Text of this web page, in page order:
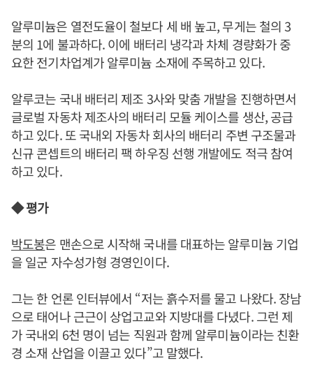
알루미늄은 열전도율이 철보다 세 배 높고, 무게는 철의 3
분의 1에 불과하다. 이에 배터리 냉각과 차체 경량화가 중
요한 전기차업계가 알루미늄 소재에 주목하고 있다.
알루코는 국내 배터리 제조 3사와 맞춤 개발을 진행하면서
글로벌 자동차 제조사의 배터리 모듈 케이스를 생산, 공급
하고 있다. 또 국내외 자동차 회사의 배터리 주변 구조물과
신규 콘셉트의 배터리 팩 하우징 선행 개발에도 적극 참여
하고 있다.
◆ 평가
박도봉은 맨손으로 시작해 국내를 대표하는 알루미늄 기업
을 일군 자수성가형 경영인이다.
그는 한 언론 인터뷰에서 “저는 흙수저를 물고 나왔다. 장남
으로 태어나 근근이 상업고교와 지방대를 다녔다. 그런 제
가 국내외 6천 명이 넘는 직원과 함께 알루미늄이라는 친환
경 소재 산업을 이끌고 있다”고 말했다.